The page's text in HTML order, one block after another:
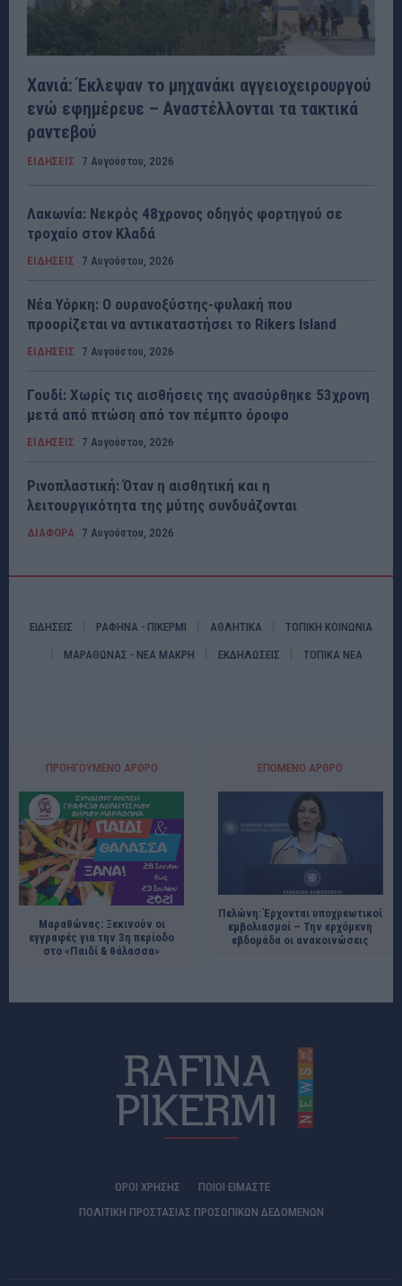
Χανιά: Έκλεψαν το μηχανάκι αγγειοχειρουργού
ενώ εφημέρευε – Αναστέλλονται τα τακτικά
ραντεβού
ΕΙΔΗΣΕΙΣ 7 Αυγούστου, 2026
Λακωνία: Νεκρός 48χρονος οδηγός φορτηγού σε
τροχαίο στον Κλαδά
ΕΙΔΗΣΕΙΣ 7 Αυγούστου, 2026
Νέα Υόρκη: Ο ουρανοξύστης-φυλακή που
προορίζεται να αντικαταστήσει το Rikers Island
ΕΙΔΗΣΕΙΣ 7 Αυγούστου, 2026
Γουδί: Χωρίς τις αισθήσεις της ανασύρθηκε 53χρονη
μετά από πτώση από τον πέμπτο όροφο
ΕΙΔΗΣΕΙΣ 7 Αυγούστου, 2026
Ρινοπλαστική: Όταν η αισθητική και η
λειτουργικότητα της μύτης συνδυάζονται
ΔΙΑΦΟΡΑ 7 Αυγούστου, 2026
ΕΙΔΗΣΕΙΣ ΡΑΦΗΝΑ - ΠΙΚΕΡΜΙ ΑΘΛΗΤΙΚΑ ΤΟΠΙΚΗ ΚΟΙΝΩΝΙΑ
ΜΑΡΑΘΩΝΑΣ - ΝΕΑ ΜΑΚΡΗ ΕΚΔΗΛΩΣΕΙΣ ΤΟΠΙΚΑ ΝΕΑ
ΠΡΟΗΓΟΎΜΕΝΟ ΆΡΘΡΟ
Μαραθώνας: Ξεκινούν οι
εγγραφές για την 3η περίοδο
στο «Παιδί & θάλασσα»
ΕΠΌΜΕΝΟ ΆΡΘΡΟ
Πελώνη: Έρχονται υποχρεωτικοί
εμβολιασμοί – Την ερχόμενη
εβδομάδα οι ανακοινώσεις
ΟΡΟΙ ΧΡΗΣΗΣ
ΠΟΙΟΊ ΕΊΜΑΣΤΕ
ΠΟΛΙΤΙΚΗ ΠΡΟΣΤΑΣΙΑΣ ΠΡΟΣΩΠΙΚΩΝ ΔΕΔΟΜΕΝΩΝ